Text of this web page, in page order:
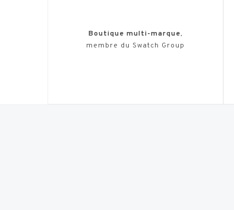
Boutique multi-marque,
membre du Swatch Group